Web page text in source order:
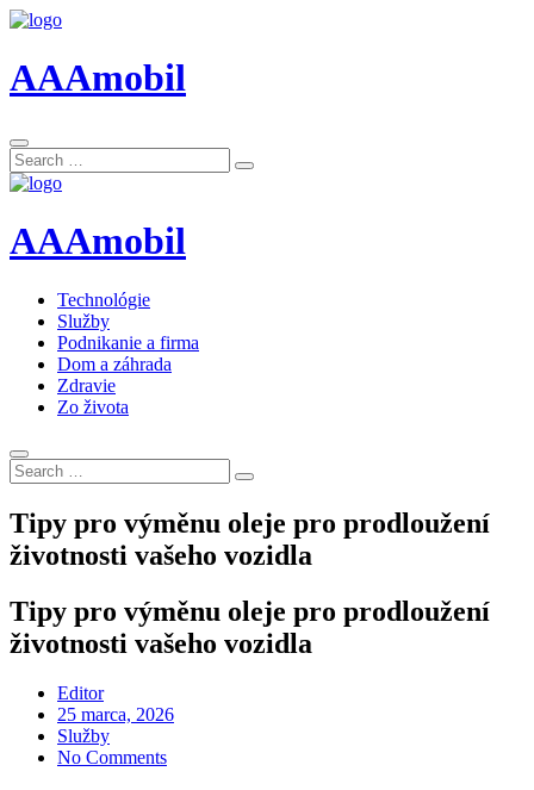
AAAmobil
Search
for:
Search
AAAmobil
Technológie
Služby
Podnikanie a firma
Dom a záhrada
Zdravie
Zo života
Search
for:
Search
Tipy pro výměnu oleje pro prodloužení
životnosti vašeho vozidla
Tipy pro výměnu oleje pro prodloužení
životnosti vašeho vozidla
Editor
Posted
on
25 marca, 2026
Služby
No Comments